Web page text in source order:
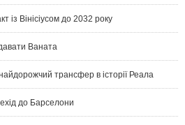
із Вінісіусом до 2032 року
Ваната
трансфер в історії Реала
до Барселони